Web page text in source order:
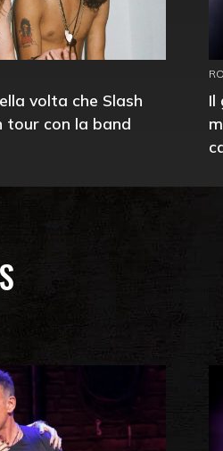
volta che Slash
tour con la band
Il